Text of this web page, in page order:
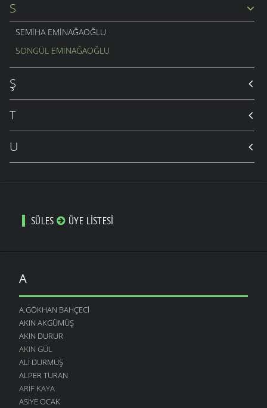
S
SEMIHA EMINAĞAOĞLU
SONGÜL EMINAĞAOĞLU
Ş
T
U
SÜLES ÜYE LISTESI
A
A.GÖKHAN BAHÇECI
AKIN AKGÜMÜŞ
AKIN DURUR
AKIN GÜL
ALI DURMUŞ
ALPER TURAN
ARIF KAYA
ASIYE OCAK